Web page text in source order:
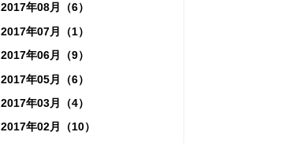
2017年08月（6）
2017年07月（1）
2017年06月（9）
2017年05月（6）
2017年03月（4）
2017年02月（10）